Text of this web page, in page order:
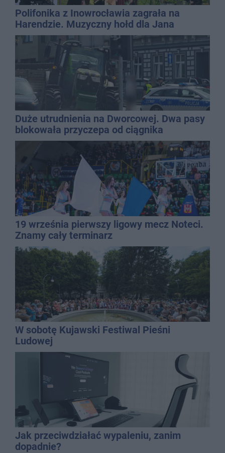
Polifonika z Inowrocławia zagrała na
Harendzie. Muzyczny hołd dla Jana
Kasprowicza
Duże utrudnienia na Dworcowej. Dwa pasy
blokowała przyczepa od ciągnika
19 września pierwszy ligowy mecz Noteci.
Znamy cały terminarz
W sobotę Kujawski Festiwal Pieśni
Ludowej
Jak przeciwdziałać wypaleniu, zanim
dopadnie?